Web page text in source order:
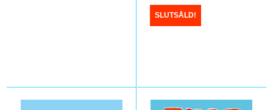
SLUTSÅLD!